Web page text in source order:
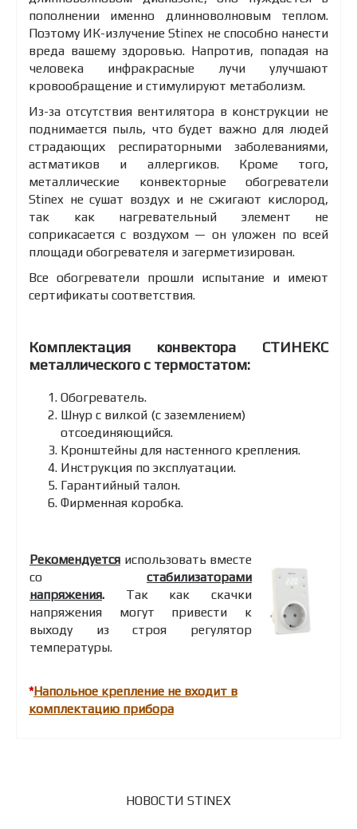
пополнении именно длинноволновым теплом.
Поэтому ИК-излучение Stinex не способно нанести
вреда вашему здоровью. Напротив, попадая на
человека инфракрасные лучи улучшают
кровообращение и стимулируют метаболизм.
Из-за отсутствия вентилятора в конструкции не
поднимается пыль, что будет важно для людей
страдающих респираторными заболеваниями,
астматиков и аллергиков. Кроме того,
металлические конвекторные обогреватели
Stinex не сушат воздух и не сжигают кислород,
так как нагревательный элемент не
соприкасается с воздухом — он уложен по всей
площади обогревателя и загерметизирован.
Все обогреватели прошли испытание и имеют
сертификаты соответствия.
Комплектация конвектора СТИНЕКС
металлического с термостатом:
Обогреватель.
Шнур с вилкой (с заземлением)
отсоединяющийся.
Кронштейны для настенного крепления.
Инструкция по эксплуатации.
Гарантийный талон.
Фирменная коробка.
Рекомендуется использовать вместе
со стабилизаторами
напряжения. Так как скачки
напряжения могут привести к
выходу из строя регулятор
температуры.
*Напольное крепление не входит в
комплектацию прибора
НОВОСТИ STINEX